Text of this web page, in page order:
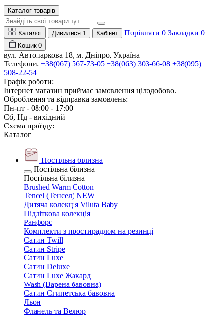
Каталог товарів
Каталог Дивилися 1 Кабінет Порівняти 0 Закладки 0
Кошик 0
вул. Автопаркова 18, м. Дніпро, Україна
Телефони: +38(067) 567-73-05 +38(063) 303-66-08 +38(095)
508-22-54
Графік роботи:
Інтернет магазин приймає замовлення цілодобово.
Оброблення та відправка замовлень:
Пн-пт - 08:00 - 17:00
Сб, Нд - вихідний
Схема проїзду:
Каталог
Постільна білизна
Постільна білизна
Постільна білизна
Brushed Warm Cotton
Tencel (Тенсел) NEW
Дитяча колекція Viluta Baby
Підліткова колекція
Ранфорс
Комплекти з простирадлом на резинці
Сатин Twill
Сатин Stripe
Сатин Luxe
Сатин Deluxe
Сатин Luxe Жакард
Wash (Варена бавовна)
Сатин Єгипетська бавовна
Льон
Фланель та Велюр